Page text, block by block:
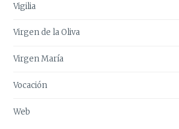
Vigilia
Virgen de la Oliva
Virgen María
Vocación
Web